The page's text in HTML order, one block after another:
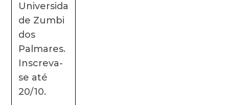
Universida
de Zumbi
dos
Palmares.
Inscreva-
se até
20/10.